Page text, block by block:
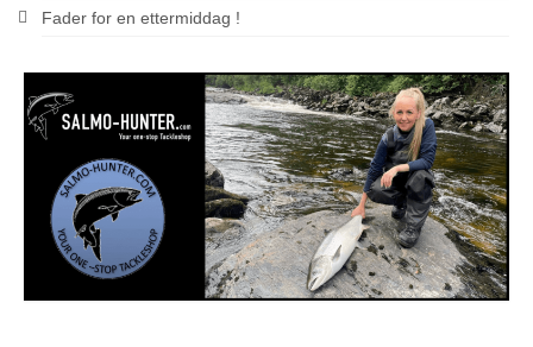
Fader for en ettermiddag !